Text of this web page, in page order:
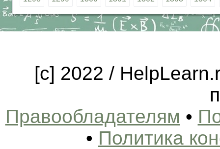
[c] 2022 /
Правообладателям •
• Политика